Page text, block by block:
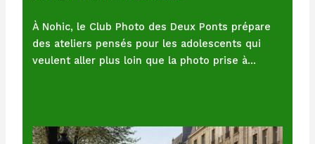
À Nohic, le Club Photo des Deux Ponts prépare
des ateliers pensés pour les adolescents qui
veulent aller plus loin que la photo prise à…